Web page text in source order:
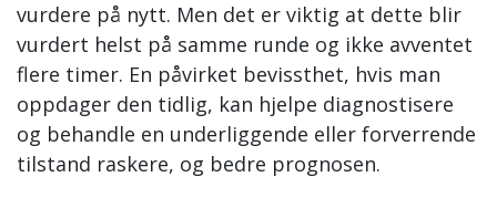
vurdere på nytt. Men det er viktig at dette blir
vurdert helst på samme runde og ikke avventet
flere timer. En påvirket bevissthet, hvis man
oppdager den tidlig, kan hjelpe diagnostisere
og behandle en underliggende eller forverrende
tilstand raskere, og bedre prognosen.